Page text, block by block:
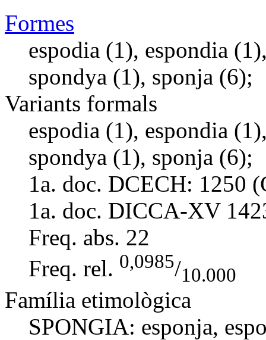
Formes
espodia (1), espondia
spondya (1), sponja (6);
Variants formals
espodia (1), espondia
spondya (1), sponja (6);
1a. doc. DCECH: 1250
1a. doc. DICCA-XV
Freq. abs. 22
Freq. rel. 0,0985/10.000
Família etimològica
SPONGIA: esponja,